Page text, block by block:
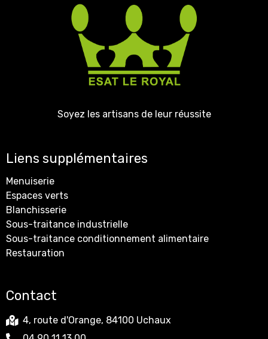
Soyez les artisans de leur réussite
Liens supplémentaires
Menuiserie
Espaces verts
Blanchisserie
Sous-traitance industrielle
Sous-traitance conditionnement alimentaire
Restauration
Contact
4, route d'Orange, 84100 Uchaux